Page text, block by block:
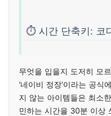
⏱️ 시간 단축키: 코
무엇을 입을지 도저히 모
‘네이비 정장’이라는 공식
지 않는 아이템들은 최소
민하는 시간을 30분 이상